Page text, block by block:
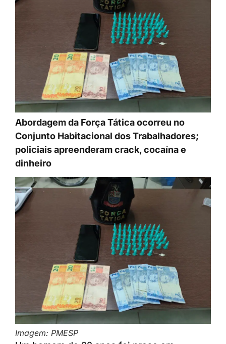
Abordagem da Força Tática ocorreu no
Conjunto Habitacional dos Trabalhadores;
policiais apreenderam crack, cocaína e
dinheiro
Imagem: PMESP